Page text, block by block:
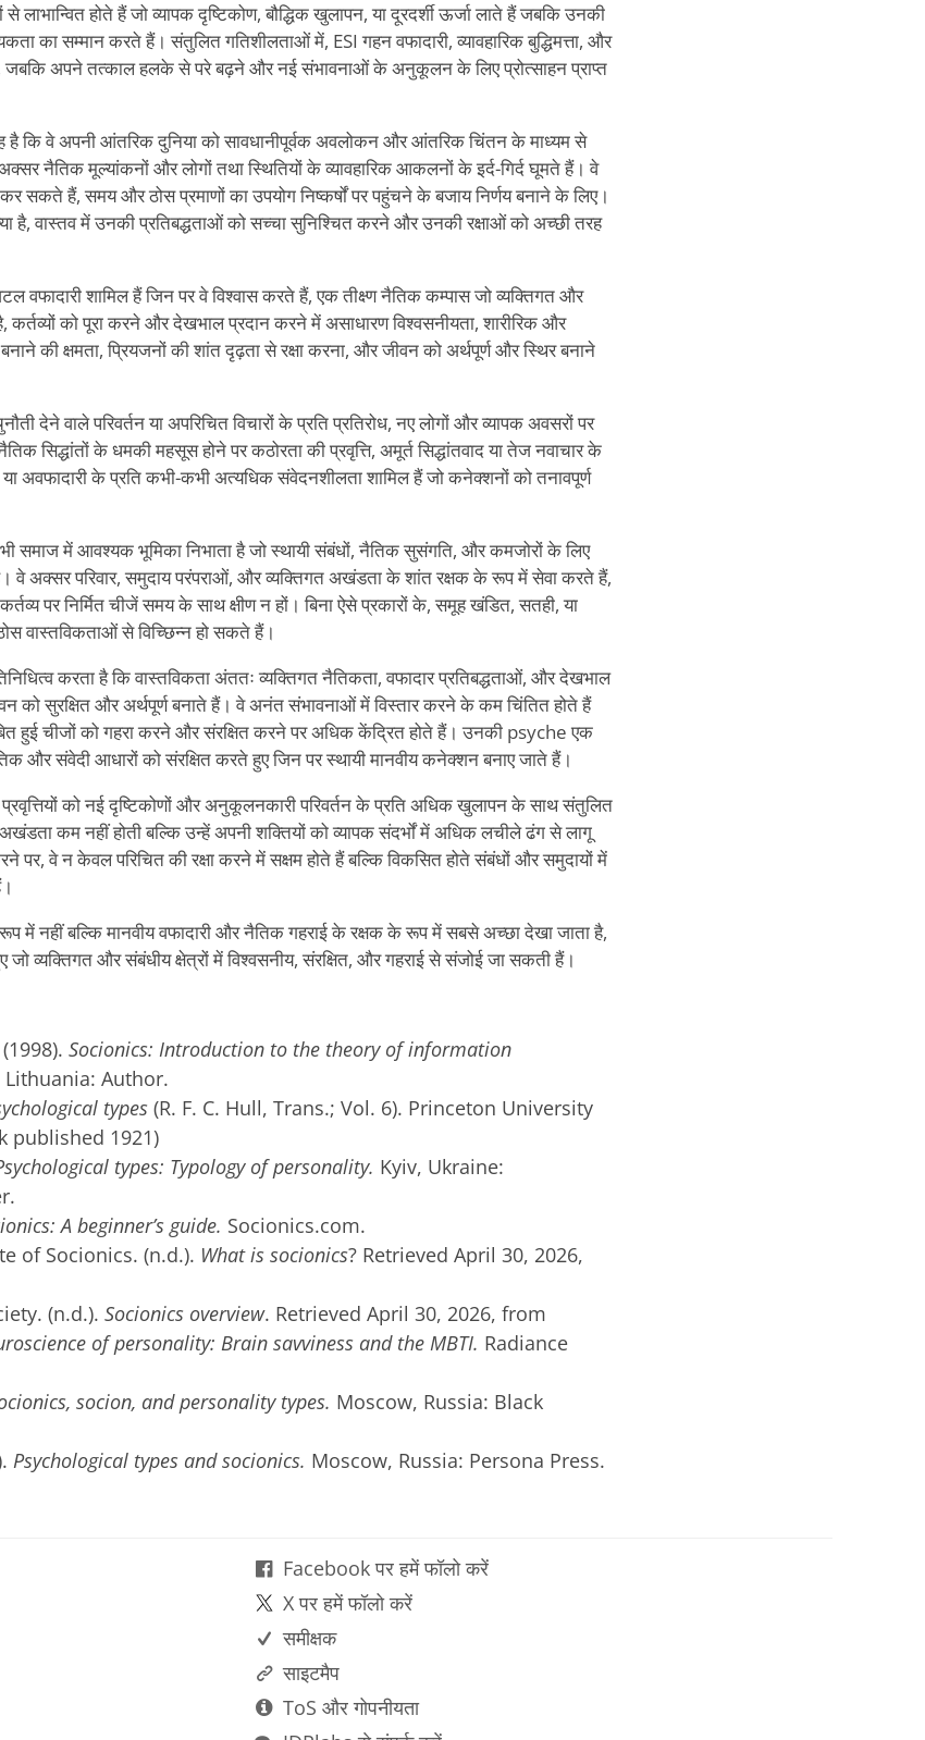
होते हैं जो व्यापक दृष्टिकोण, बौद्धिक खुलापन, या दूरदर्शी ऊर्जा लाते हैं जबकि उनकी
का सम्मान करते हैं। संतुलित गतिशीलताओं में, ESI गहन वफादारी, व्यावहारिक बुद्धिमत्ता, और
जबकि अपने तत्काल हलके से परे बढ़ने और नई संभावनाओं के अनुकूलन के लिए प्रोत्साहन प्राप्त
है कि वे अपनी आंतरिक दुनिया को सावधानीपूर्वक अवलोकन और आंतरिक चिंतन के माध्यम से
नैतिक मूल्यांकनों और लोगों तथा स्थितियों के व्यावहारिक आकलनों के इर्द-गिर्द घूमते हैं। वे
सकते हैं, समय और ठोस प्रमाणों का उपयोग निष्कर्षों पर पहुंचने के बजाय निर्णय बनाने के लिए।
है, वास्तव में उनकी प्रतिबद्धताओं को सच्चा सुनिश्चित करने और उनकी रक्षाओं को अच्छी तरह
वफादारी शामिल हैं जिन पर वे विश्वास करते हैं, एक तीक्ष्ण नैतिक कम्पास जो व्यक्तिगत और
है, कर्तव्यों को पूरा करने और देखभाल प्रदान करने में असाधारण विश्वसनीयता, शारीरिक और
की क्षमता, प्रियजनों की शांत दृढ़ता से रक्षा करना, और जीवन को अर्थपूर्ण और स्थिर बनाने
देने वाले परिवर्तन या अपरिचित विचारों के प्रति प्रतिरोध, नए लोगों और व्यापक अवसरों पर
सिद्धांतों के धमकी महसूस होने पर कठोरता की प्रवृत्ति, अमूर्त सिद्धांतवाद या तेज नवाचार के
अवफादारी के प्रति कभी-कभी अत्यधिक संवेदनशीलता शामिल हैं जो कनेक्शनों को तनावपूर्ण
समाज में आवश्यक भूमिका निभाता है जो स्थायी संबंधों, नैतिक सुसंगति, और कमजोरों के लिए
वे अक्सर परिवार, समुदाय परंपराओं, और व्यक्तिगत अखंडता के शांत रक्षक के रूप में सेवा करते हैं,
पर निर्मित चीजें समय के साथ क्षीण न हों। बिना ऐसे प्रकारों के, समूह खंडित, सतही, या
वास्तविकताओं से विच्छिन्न हो सकते हैं।
करता है कि वास्तविकता अंततः व्यक्तिगत नैतिकता, वफादार प्रतिबद्धताओं, और देखभाल
को सुरक्षित और अर्थपूर्ण बनाते हैं। वे अनंत संभावनाओं में विस्तार करने के कम चिंतित होते हैं
हुई चीजों को गहरा करने और संरक्षित करने पर अधिक केंद्रित होते हैं। उनकी psyche एक
और संवेदी आधारों को संरक्षित करते हुए जिन पर स्थायी मानवीय कनेक्शन बनाए जाते हैं।
को नई दृष्टिकोणों और अनुकूलनकारी परिवर्तन के प्रति अधिक खुलापन के साथ संतुलित
कम नहीं होती बल्कि उन्हें अपनी शक्तियों को व्यापक संदर्भों में अधिक लचीले ढंग से लागू
पर, वे न केवल परिचित की रक्षा करने में सक्षम होते हैं बल्कि विकसित होते संबंधों और समुदायों में
में नहीं बल्कि मानवीय वफादारी और नैतिक गहराई के रक्षक के रूप में सबसे अच्छा देखा जाता है,
व्यक्तिगत और संबंधीय क्षेत्रों में विश्वसनीय, संरक्षित, और गहराई से संजोई जा सकती हैं।
Socionics: Introduction to the theory of information
Author.
types (R. F. C. Hull, Trans.; Vol. 6). Princeton University
published 1921)
types: Typology of personality. Kyiv, Ukraine:
A beginner’s guide. Socionics.com.
of Socionics. (n.d.). What is socionics? Retrieved April 30, 2026,
(n.d.). Socionics overview. Retrieved April 30, 2026, from
of personality: Brain savviness and the MBTI. Radiance
socion, and personality types. Moscow, Russia: Black
Psychological types and socionics. Moscow, Russia: Persona Press.
Facebook पर हमें फॉलो करें
X पर हमें फॉलो करें
समीक्षक
साइटमैप
ToS और गोपनीयता